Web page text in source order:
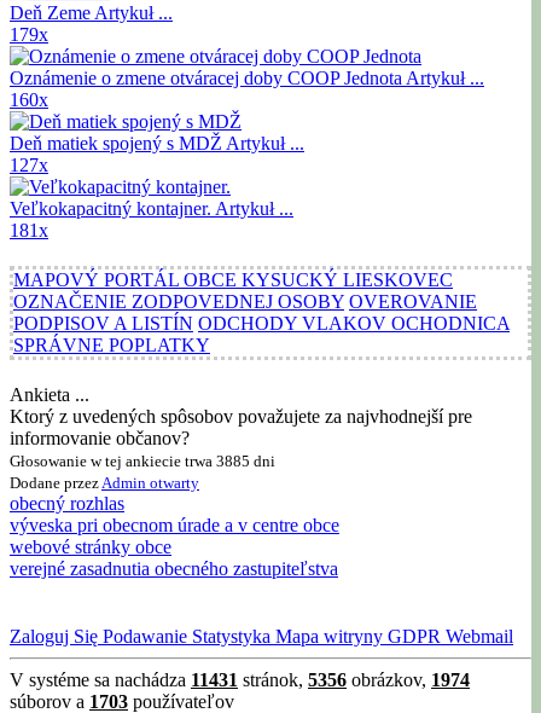
Deň Zeme Artykuł ...
179x
Oznámenie o zmene otváracej doby COOP Jednota Artykuł ...
160x
Deň matiek spojený s MDŽ Artykuł ...
127x
Veľkokapacitný kontajner. Artykuł ...
181x
MAPOVÝ PORTÁL OBCE KYSUCKÝ LIESKOVEC
OZNAČENIE ZODPOVEDNEJ OSOBY OVEROVANIE
PODPISOV A LISTÍN ODCHODY VLAKOV OCHODNICA
SPRÁVNE POPLATKY
Ankieta ...
Ktorý z uvedených spôsobov považujete za najvhodnejší pre
informovanie občanov?
Głosowanie w tej ankiecie trwa 3885 dni
Dodane przez Admin otwarty
obecný rozhlas
výveska pri obecnom úrade a v centre obce
webové stránky obce
verejné zasadnutia obecného zastupiteľstva
Zaloguj Się Podawanie Statystyka Mapa witryny GDPR Webmail
V systéme sa nachádza 11431 stránok, 5356 obrázkov, 1974
súborov a 1703 používateľov